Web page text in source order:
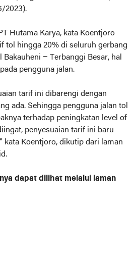
2023).
Hutama Karya, kata Koentjoro
tol hingga 20% di seluruh gerbang
Bakauheni – Terbanggi Besar, hal
pengguna jalan.
tarif ini dibarengi dengan
ada. Sehingga pengguna jalan tol
terhadap peningkatan level of
penyesuaian tarif ini baru
kata Koentjoro, dikutip dari laman
dapat dilihat melalui laman